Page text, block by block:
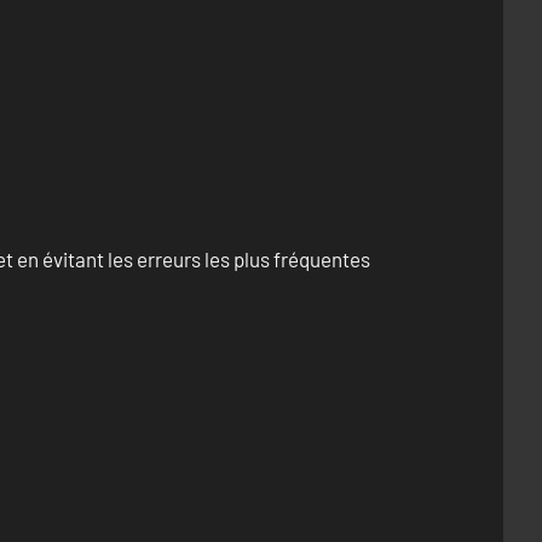
en évitant les erreurs les plus fréquentes